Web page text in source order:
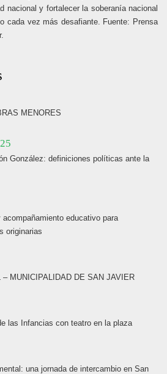
nacional y fortalecer la soberanía nacional
cada vez más desafiante. Fuente: Prensa
MENORES
González: definiciones políticas ante la
educativo para
originarias
MUNICIPALIDAD DE SAN JAVIER
las Infancias con teatro en la plaza
una jornada de intercambio en San